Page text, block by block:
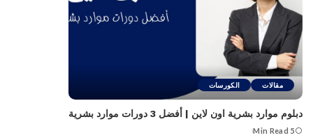
مقالات الكورسات
دبلوم موارد بشرية اون لاين | أفضل 3 دورات موارد بشرية
5 Min Read